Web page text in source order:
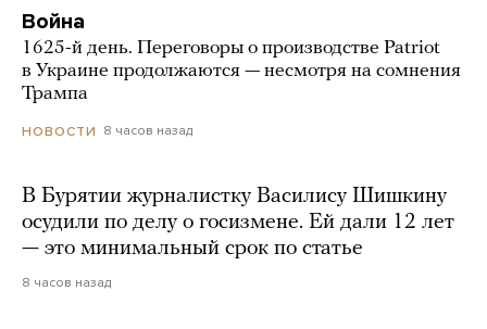
Война
1625-й день. Переговоры о производстве Patriot
в Украине продолжаются — несмотря на сомнения
Трампа
НОВОСТИ 8 часов назад
В Бурятии журналистку Василису Шишкину
осудили по делу о госизмене. Ей дали 12 лет
— это минимальный срок по статье
8 часов назад